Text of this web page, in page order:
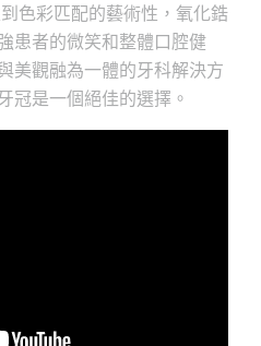
色彩匹配的藝術性，氧化鋯
患者的微笑和整體口腔健
美觀融為一體的牙科解決方
冠是一個絕佳的選擇。